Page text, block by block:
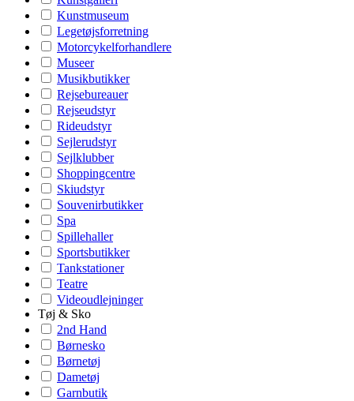
Kunstmuseum
Legetøjsforretning
Motorcykelforhandlere
Museer
Musikbutikker
Rejsebureauer
Rejseudstyr
Rideudstyr
Sejlerudstyr
Sejlklubber
Shoppingcentre
Skiudstyr
Souvenirbutikker
Spa
Spillehaller
Sportsbutikker
Tankstationer
Teatre
Videoudlejninger
Tøj & Sko
2nd Hand
Børnesko
Børnetøj
Dametøj
Garnbutik